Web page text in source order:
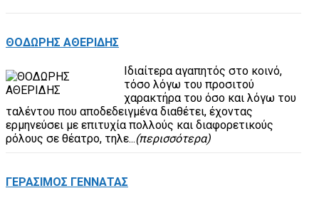
ΘΟΔΩΡΗΣ ΑΘΕΡΙΔΗΣ
Ιδιαίτερα αγαπητός στο κοινό,
τόσο λόγω του προσιτού
χαρακτήρα του όσο και λόγω του
ταλέντου που αποδεδειγμένα διαθέτει, έχοντας
ερμηνεύσει με επιτυχία πολλούς και διαφορετικούς
ρόλους σε θέατρο, τηλε...(περισσότερα)
ΓΕΡΑΣΙΜΟΣ ΓΕΝΝΑΤΑΣ